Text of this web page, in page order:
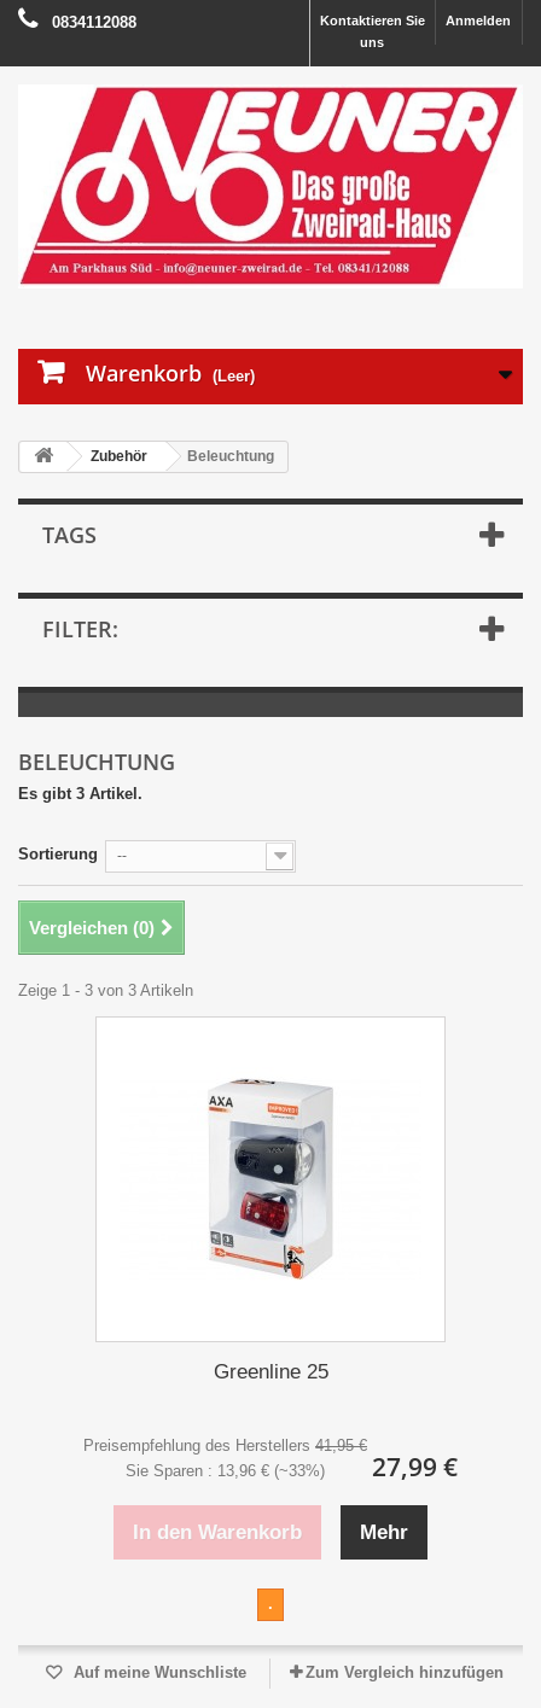
Anmelden
Kontaktieren Sie
uns
0834112088
Warenkorb (Leer)
Zubehör Beleuchtung
TAGS
FILTER:
BELEUCHTUNG
Es gibt 3 Artikel.
Sortierung --
Vergleichen (0)
Zeige 1 - 3 von 3 Artikeln
Greenline 25
Preisempfehlung des Herstellers 41,95 €
Sie Sparen : 13,96 € (~33%)
27,99 €
In den Warenkorb Mehr
.
Auf meine Wunschliste Zum Vergleich hinzufügen